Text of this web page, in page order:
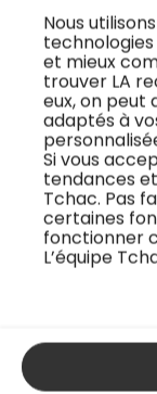
Nous
et mieux
trouver LA
eux, on peut
adaptés à
Si vous
tendances
Tchac. Pas
certaines
fonctionner
L’équipe
+130
1